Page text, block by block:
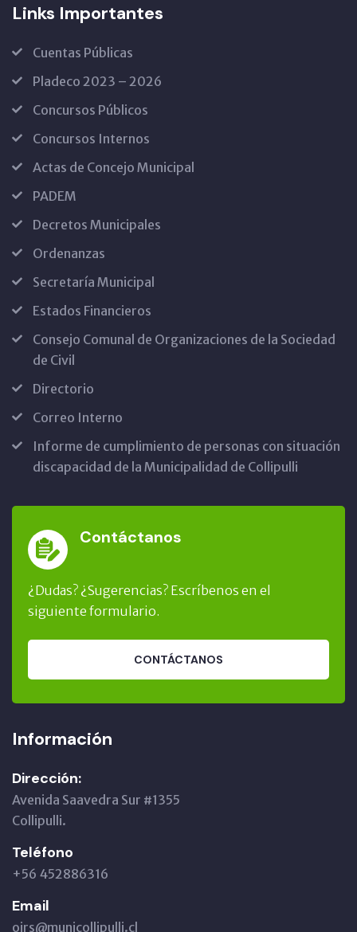
Links Importantes
Cuentas Públicas
Pladeco 2023 – 2026
Concursos Públicos
Concursos Internos
Actas de Concejo Municipal
PADEM
Decretos Municipales
Ordenanzas
Secretaría Municipal
Estados Financieros
Consejo Comunal de Organizaciones de la Sociedad
de Civil
Directorio
Correo Interno
Informe de cumplimiento de personas con situación
discapacidad de la Municipalidad de Collipulli
Contáctanos
¿Dudas? ¿Sugerencias? Escríbenos en el
siguiente formulario.
CONTÁCTANOS
Información
Dirección:
Avenida Saavedra Sur #1355
Collipulli.
Teléfono
+56 452886316
Email
oirs@municollipulli.cl